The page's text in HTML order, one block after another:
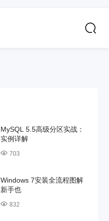
MySQL 5.5高级分区实战：
实例详解
703
Windows 7安装全流程图解
新手也
832